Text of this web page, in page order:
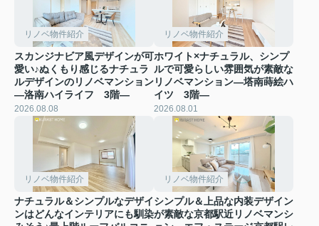
リノベ物件紹介
スカンジナビア風デザインが可
愛い♪ぬくもり感じるナチュラ
ルデザインのリノベマンション
―洛南ハイライフ 3階―
2026.08.08
リノベ物件紹介
ホワイト×ナチュラル、シンプ
ルで可愛らしい雰囲気が素敵な
リノベマンション―塔南蒔絵ハ
イツ 3階―
2026.08.01
リノベ物件紹介
ナチュラル＆シンプルなデザイ
ンはどんなインテリアにも馴染
リノベ物件紹介
シンプル＆上品な内装デザイン
が素敵な京都駅近リノベマンシ